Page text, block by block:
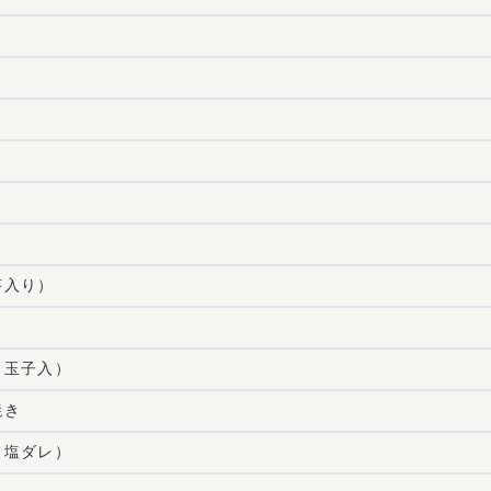
り）
子入）
ダレ）